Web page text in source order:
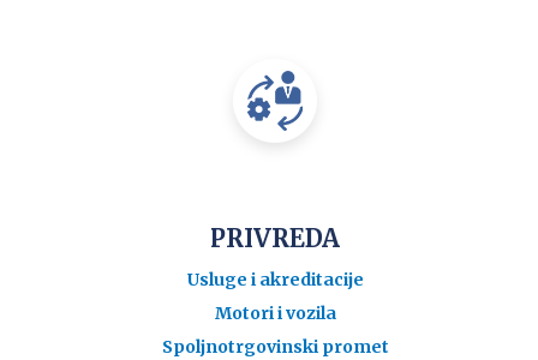
PRIVREDA
Usluge i akreditacije
Motori i vozila
Spoljnotrgovinski promet